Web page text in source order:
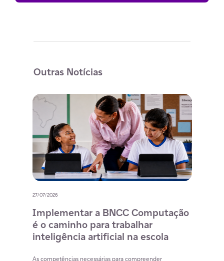
Outras Notícias
27/07/2026
Implementar a BNCC Computação
é o caminho para trabalhar
inteligência artificial na escola
As competências necessárias para compreender